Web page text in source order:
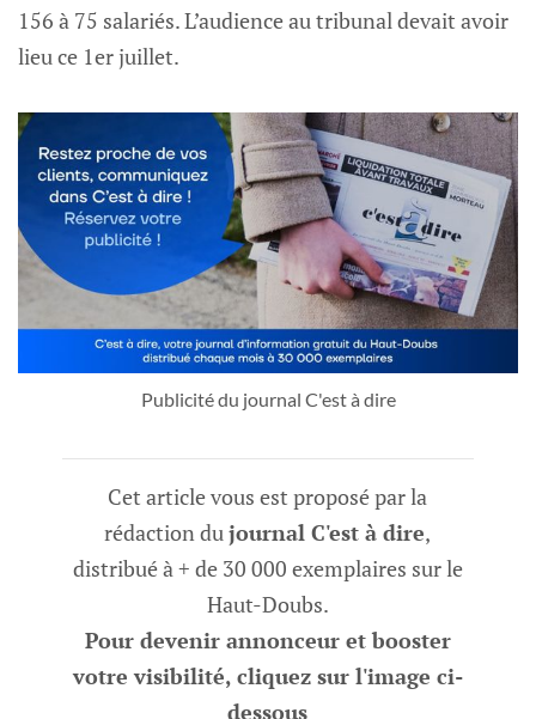
156 à 75 salariés. L’audience au tribunal devait avoir
lieu ce 1er juillet.
Publicité du journal C'est à dire
Cet article vous est proposé par la
rédaction dujournal C'est à dire,
distribué à + de 30 000 exemplaires sur le
Haut-Doubs.
Pour devenir annonceur et booster
votre visibilité, cliquez sur l'image ci-
dessous